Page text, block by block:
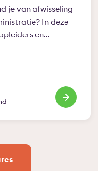
je van afwisseling
In deze
en…